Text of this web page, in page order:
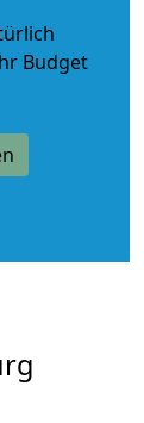
Budget